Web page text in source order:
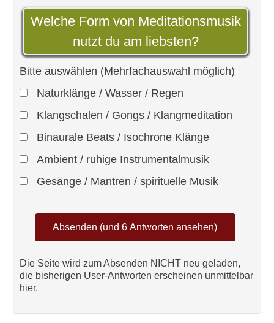
Welche Form von Meditationsmusik
nutzt du am liebsten?
Bitte auswählen (Mehrfachauswahl möglich)
Naturklänge / Wasser / Regen
Klangschalen / Gongs / Klangmeditation
Binaurale Beats / Isochrone Klänge
Ambient / ruhige Instrumentalmusik
Gesänge / Mantren / spirituelle Musik
Die Seite wird zum Absenden NICHT neu geladen,
die bisherigen User-Antworten erscheinen unmittelbar
hier.